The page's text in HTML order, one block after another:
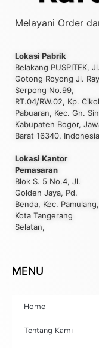
Melayani Order
Lokasi Pabrik
Belakang PUSPITEK, Jl.
Gotong Royong Jl.
Serpong No.99,
RT.04/RW.02, Kp.
Pabuaran, Kec. Gn.
Kabupaten Bogor,
Barat 16340, Indonesia
Lokasi Kantor
Pemasaran
Blok S. 5 No.4, Jl.
Golden Jaya, Pd.
Benda, Kec. Pamulang,
Kota Tangerang
Selatan,
MENU
Home
Tentang Kami